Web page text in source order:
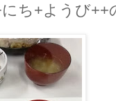
ち+ようび++